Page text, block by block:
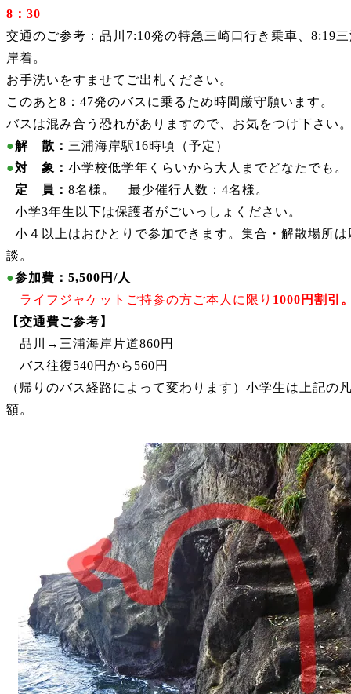
8 ：30
交通のご参考：品川7:10発の特急三崎口行き乗車、8:19
岸着。
お手洗いをすませてご出札ください。
このあと8：47発のバスに乗るため時間厳守願います。
バスは混み合う恐れがありますので、お気をつけ下さい
●解 散： 三浦海岸駅16時頃（予定）
●対 象： 小学校低学年くらいから大人までどなたでも。
定 員： 8名様。 最少催行人数：4名様。
小学3年生以下は保護者がごいっしょください。
小４以上はおひとりで参加できます。集合・解散場所は
談。
●参加費：5,500円/人
ライフジャケットご持参の方ご本人に限り 1000円割引
【交通費ご参考 】
品川→三浦海岸片道860円
バス往復540円から560円
（帰りのバス経路によって変わります） 小学生は上記の
額。